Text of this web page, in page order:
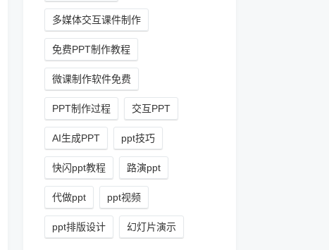
多媒体交互课件制作
免费PPT制作教程
微课制作软件免费
PPT制作过程 交互PPT
AI生成PPT ppt技巧
快闪ppt教程 路演ppt
代做ppt ppt视频
ppt排版设计 幻灯片演示